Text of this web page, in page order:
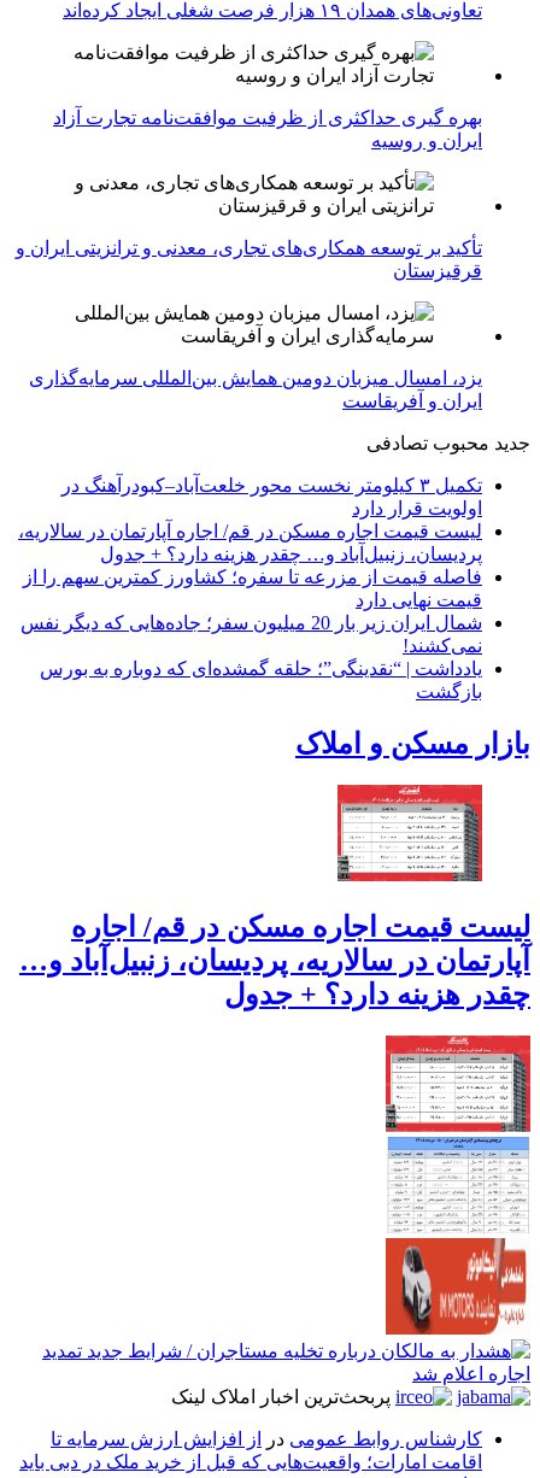
تعاونی‌های همدان ۱۹ هزار فرصت شغلی ایجاد کرده‌اند
بهره گیری حداکثری از ظرفیت موافقت‌نامه تجارت آزاد
ایران و روسیه
تأکید بر توسعه همکاری‌های تجاری، معدنی و ترانزیتی ایران و
قرقیزستان
یزد، امسال میزبان دومین همایش بین‌المللی سرمایه‌گذاری
ایران و آفریقاست
جدید محبوب تصادفی
تکمیل ۳ کیلومتر نخست محور خلعت‌آباد–کبودرآهنگ در
اولویت قرار دارد
لیست قیمت اجاره مسکن در قم/ اجاره آپارتمان در سالاریه،
پردیسان، زنبیل‌آباد و… چقدر هزینه دارد؟ + جدول
فاصله قیمت از مزرعه تا سفره؛ کشاورز کمترین سهم را از
قیمت نهایی دارد
شمال ایران زیر بار 20 میلیون سفر؛ جاده‌هایی که دیگر نفس
نمی‌کشند!
یادداشت | “نقدینگی”؛ حلقه گمشده‌ای که دوباره به بورس
بازگشت
بازار مسکن و املاک
لیست قیمت اجاره مسکن در قم/ اجاره
آپارتمان در سالاریه، پردیسان، زنبیل‌آباد و…
چقدر هزینه دارد؟ + جدول
پربحث‌ترین اخبار املاک لینک
کارشناس روابط عمومی در
از افزایش ارزش سرمایه تا
اقامت امارات؛ واقعیت‌هایی که قبل از خرید ملک در دبی باید